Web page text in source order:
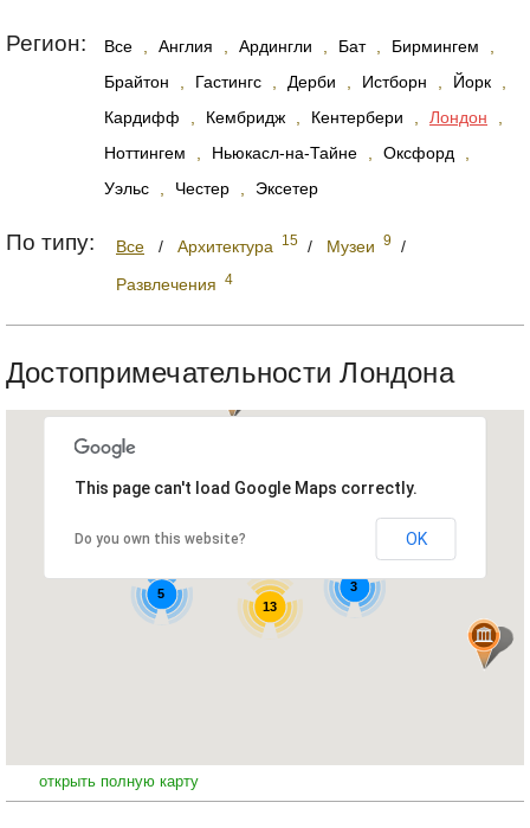
Регион: Все Англия Ардингли Бат Бирмингем
Брайтон
Гастингс Дерби Истборн Йорк
Кардифф
Кембридж Кентербери Лондон
Ноттингем
Ньюкасл-на-Тайне Оксфорд
Уэльс
Честер Эксетер
По типу: Все / Архитектура 15 / Музеи 9 /
Развлечения 4
Достопримечательности Лондона
13
5
3
This page can't load Google Maps correctly.
Do you own this website? OK
открыть полную карту